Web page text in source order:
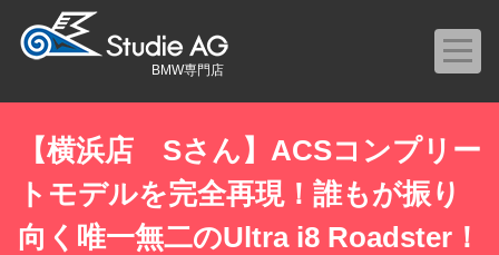
BMW専門店
【横浜店 Sさん】ACSコンプリー
トモデルを完全再現！誰もが振り
向く唯一無二のUltra i8 Roadster！